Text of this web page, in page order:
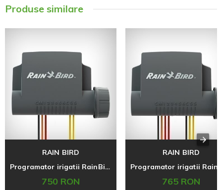
Produse similare
RAIN BIRD
Programator irigatii RainBird, Bluetooth, ESP-BAT-BT, 1 statie
750 RON
RAIN BIRD
765 RON